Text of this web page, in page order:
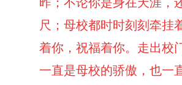
尺；母校都时时刻刻牵挂
着你，祝福着你。走出校
一直是母校的骄傲，也一